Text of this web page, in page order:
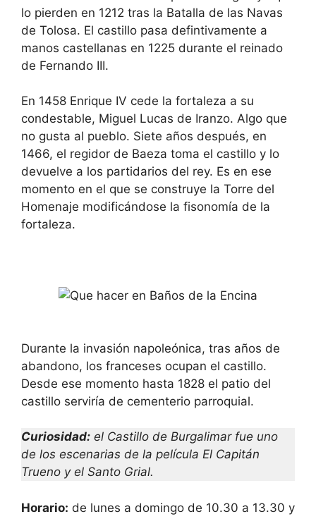
lo pierden en 1212 tras la Batalla de las Navas
de Tolosa. El castillo pasa defintivamente a
manos castellanas en 1225 durante el reinado
de Fernando III.
En 1458 Enrique IV cede la fortaleza a su
condestable, Miguel Lucas de Iranzo. Algo que
no gusta al pueblo. Siete años después, en
1466, el regidor de Baeza toma el castillo y lo
devuelve a los partidarios del rey. Es en ese
momento en el que se construye la Torre del
Homenaje modificándose la fisonomía de la
fortaleza.
Durante la invasión napoleónica, tras años de
abandono, los franceses ocupan el castillo.
Desde ese momento hasta 1828 el patio del
castillo serviría de cementerio parroquial.
Curiosidad: el Castillo de Burgalimar fue uno
de los escenarias de la película El Capitán
Trueno y el Santo Grial.
Horario: de lunes a domingo de 10.30 a 13.30 y